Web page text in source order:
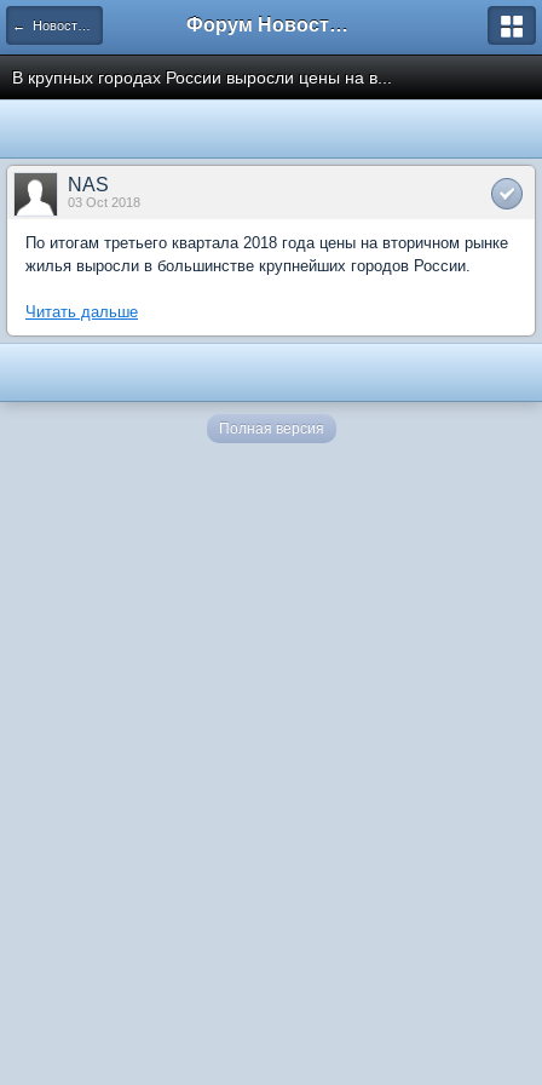
← Новости рынка недвижимости Форум Новостройки
В крупных городах России выросли цены на в...
NAS
03 Oct 2018
По итогам третьего квартала 2018 года цены на вторичном рынке
жилья выросли в большинстве крупнейших городов России.
Читать дальше
Полная версия